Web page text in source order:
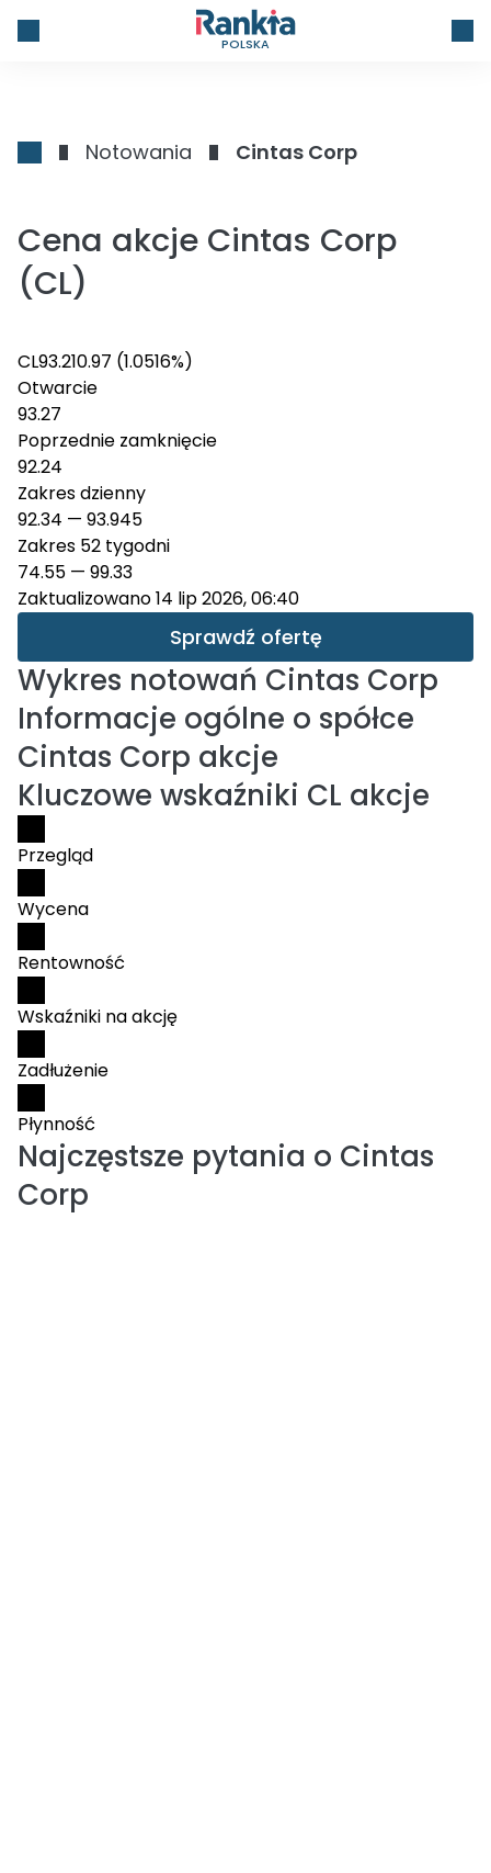
POLSKA
Notowania Cintas Corp
Cena akcje Cintas Corp
(CL)
CL93.210.97 (1.0516%)
Otwarcie
93.27
Poprzednie zamknięcie
92.24
Zakres dzienny
92.34 — 93.945
Zakres 52 tygodni
74.55 — 99.33
Zaktualizowano 14 lip 2026, 06:40
Sprawdź ofertę
Wykres notowań Cintas Corp
Informacje ogólne o spółce
Cintas Corp akcje
Kluczowe wskaźniki CL akcje
Przegląd
Wycena
Rentowność
Wskaźniki na akcję
Zadłużenie
Płynność
Najczęstsze pytania o Cintas
Corp